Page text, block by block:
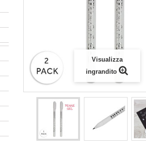
Visualizza
ingrandito